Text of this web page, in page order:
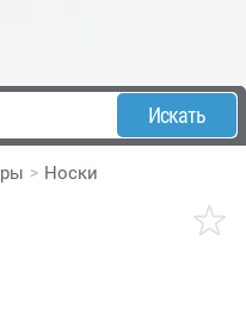
Искать
Носки